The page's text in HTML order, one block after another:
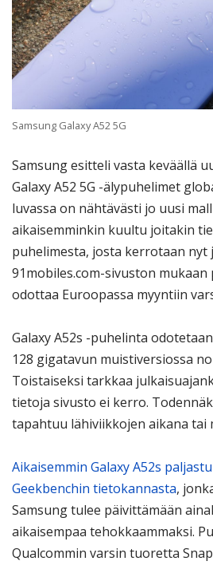
Samsung Galaxy A52 5G
Samsung esitteli vasta keväällä
Galaxy A52 5G -älypuhelimet
luvassa on nähtävästi jo uusi
aikaisemminkin kuultu joitakin
puhelimesta, josta kerrotaan nyt
91mobiles.com-sivuston
odottaa Euroopassa myyntiin
Galaxy A52s -puhelinta
128 gigatavun muistiversiossa
Toistaiseksi tarkkaa
tietoja sivusto ei kerro.
tapahtuu lähiviikkojen aikana tai
Aikaisemmin Galaxy A52s
Geekbenchin tietokannasta,
Samsung tulee päivittämään
aikaisempaa tehokkaammaksi.
Qualcommin varsin tuoretta